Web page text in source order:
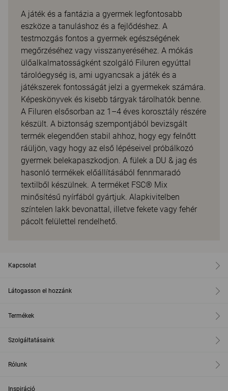
A játék és a fantázia a gyermek legfontosabb
eszköze a tanuláshoz és a fejlődéshez. A
testmozgás fontos a gyermek egészségének
megőrzéséhez vagy visszanyeréséhez. A mókás
ülőalkalmatosságként szolgáló Filuren egyúttal
tárolóegység is, ami ugyancsak a játék és a
játékszerek fontosságát jelzi a gyermekek számára.
Képeskönyvek és kisebb tárgyak tárolhatók benne.
A Filuren elsősorban az 1–4 éves korosztály részére
készült. A biztonság szempontjából bevizsgált
termék elegendően stabil ahhoz, hogy egy felnőtt
ráüljön, vagy hogy az első lépéseivel próbálkozó
gyermek belekapaszkodjon. A fülek a DU & jag és
hasonló termékek előállításából fennmaradó
textilből készülnek. A terméket FSC® Mix
minősítésű nyírfából gyártjuk. Alapkivitelben
színtelen lakk bevonattal, illetve fekete vagy fehér
pácolt felülettel rendelhető.
Kapcsolat
Látogasson el hozzánk
Termékek
Szolgáltatásaink
Rólunk
Inspiráció